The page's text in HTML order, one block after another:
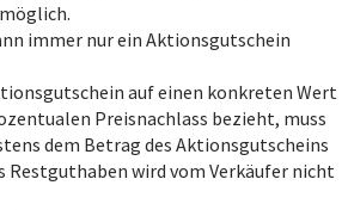
immer nur ein Aktionsgutschein
auf einen konkreten Wert
Preisnachlass bezieht, muss
dem Betrag des Aktionsgutscheins
Restguthaben wird vom Verkäufer nicht